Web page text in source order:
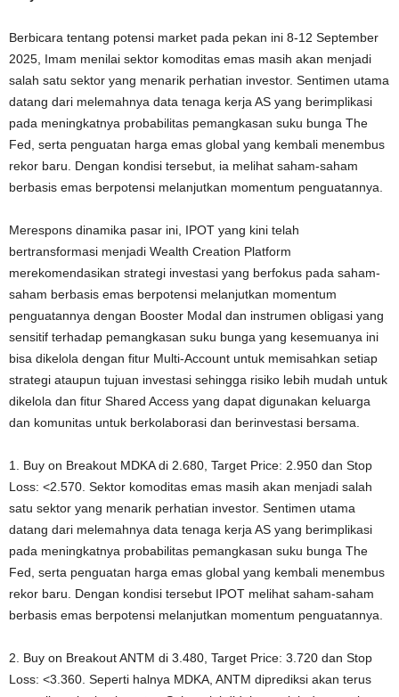
Berbicara tentang potensi market pada pekan ini 8-12 September
2025, Imam menilai sektor komoditas emas masih akan menjadi
salah satu sektor yang menarik perhatian investor. Sentimen utama
datang dari melemahnya data tenaga kerja AS yang berimplikasi
pada meningkatnya probabilitas pemangkasan suku bunga The
Fed, serta penguatan harga emas global yang kembali menembus
rekor baru. Dengan kondisi tersebut, ia melihat saham-saham
berbasis emas berpotensi melanjutkan momentum penguatannya.
Merespons dinamika pasar ini, IPOT yang kini telah
bertransformasi menjadi Wealth Creation Platform
merekomendasikan strategi investasi yang berfokus pada saham-
saham berbasis emas berpotensi melanjutkan momentum
penguatannya dengan Booster Modal dan instrumen obligasi yang
sensitif terhadap pemangkasan suku bunga yang kesemuanya ini
bisa dikelola dengan fitur Multi-Account untuk memisahkan setiap
strategi ataupun tujuan investasi sehingga risiko lebih mudah untuk
dikelola dan fitur Shared Access yang dapat digunakan keluarga
dan komunitas untuk berkolaborasi dan berinvestasi bersama.
1. Buy on Breakout MDKA di 2.680, Target Price: 2.950 dan Stop
Loss: <2.570. Sektor komoditas emas masih akan menjadi salah
satu sektor yang menarik perhatian investor. Sentimen utama
datang dari melemahnya data tenaga kerja AS yang berimplikasi
pada meningkatnya probabilitas pemangkasan suku bunga The
Fed, serta penguatan harga emas global yang kembali menembus
rekor baru. Dengan kondisi tersebut IPOT melihat saham-saham
berbasis emas berpotensi melanjutkan momentum penguatannya.
2. Buy on Breakout ANTM di 3.480, Target Price: 3.720 dan Stop
Loss: <3.360. Seperti halnya MDKA, ANTM diprediksi akan terus